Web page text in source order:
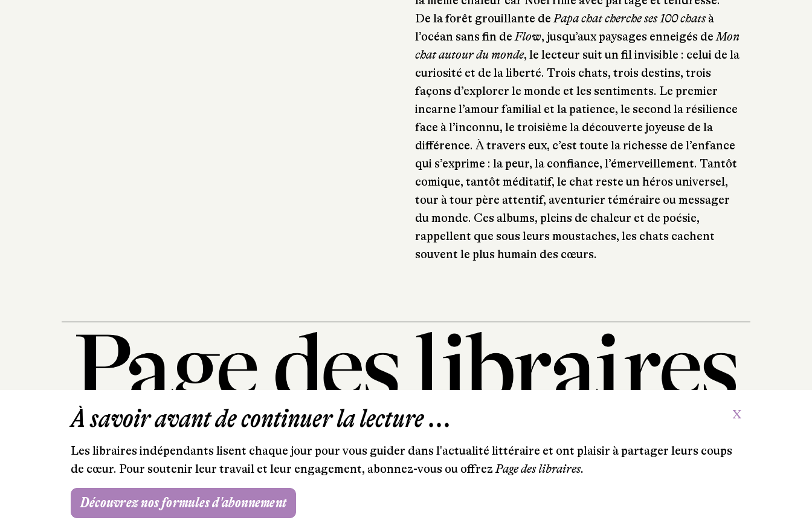
De la forêt grouillante dePapa chat cherche ses 100 chatsà
l’océan sans fin deFlow, jusqu’aux paysages enneigés deMon
chat autour du monde, le lecteur suit un fil invisible : celui de la
curiosité et de la liberté. Trois chats, trois destins, trois
façons d’explorer le monde et les sentiments. Le premier
incarne l’amour familial et la patience, le second la résilience
face à l’inconnu, le troisième la découverte joyeuse de la
différence. À travers eux, c’est toute la richesse de l’enfance
qui s’exprime : la peur, la confiance, l’émerveillement. Tantôt
comique, tantôt méditatif, le chat reste un héros universel,
tour à tour père attentif, aventurier téméraire ou messager
du monde. Ces albums, pleins de chaleur et de poésie,
rappellent que sous leurs moustaches, les chats cachent
souvent le plus humain des cœurs.
101, rue Saint-Lazare
T. 01 44 41 97 20
À savoir avant de continuer la lecture ... X
Les libraires indépendants lisent chaque jour pour vous guider dans l'actualité littéraire et ont plaisir à partager leurs coups
de cœur. Pour soutenir leur travail et leur engagement, abonnez-vous ou offrezPage des libraires.
Découvrez nos formules d'abonnement